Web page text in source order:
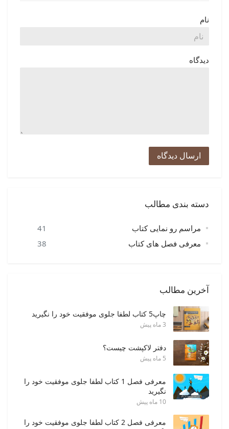
دسته بندی مطالب
مراسم رو نمایی کتاب
معرفی فصل های کتاب
38
آخرین مطالب
چاپ5 کتاب لطفا جلوی موفقیت خود را نگیرید
3 ماه پیش
دفتر لاکپشت چیست؟
معرفی فصل 1 کتاب لطفا جلوی موفقیت خود را
نگیرید
10 ماه پیش
معرفی فصل 2 کتاب لطفا جلوی موفقیت خود را
نام
دیدگاه
ارسال دیدگاه